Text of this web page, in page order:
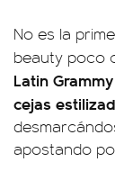
No es la
beauty poco
Latin
cejas
apostando